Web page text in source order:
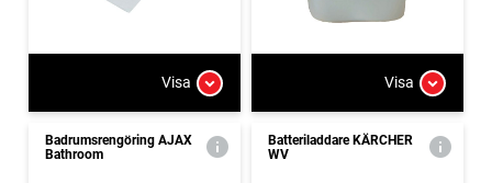
Visa Visa
Badrumsrengöring AJAX
Bathroom
Batteriladdare KÄRCHER
WV